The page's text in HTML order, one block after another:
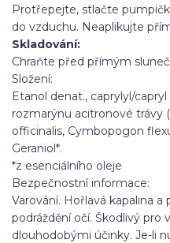
Protřepejte, stlačte
do vzduchu. Neaplikujte
Skladování:
Chraňte před přímým
Složení:
Etanol denat., caprylyl/
rozmarýnu acitronové trávy
officinalis, Cymbopogon
Geraniol*.
*z esenciálního oleje
Bezpečnostní informace:
Varování. Hořlavá kapalina a
podráždění očí. Škodlivý pro
dlouhodobými účinky. Je-li